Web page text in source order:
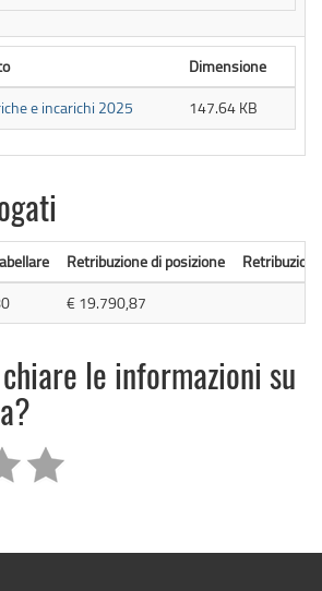
Dimensione
e incarichi 2025
147.64 KB
Retribuzione di posizione
€ 19.790,87
le informazioni su